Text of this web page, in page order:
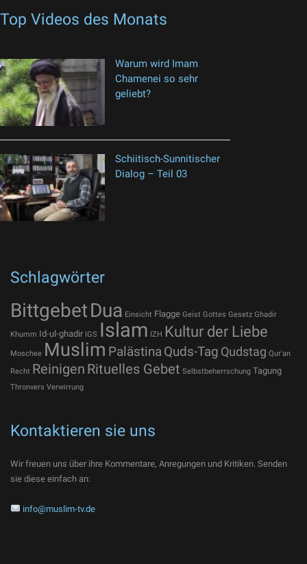
Top Videos des Monats
Warum wird Imam
Chamenei so sehr
geliebt?
Schiitisch-Sunnitischer
Dialog – Teil 03
Schlagwörter
BittgebetDua Einsicht Flagge Geist Gottes Gesetz Ghadir
Khumm Id-ul-ghadir IGS Islam IZH Kultur der Liebe
Moschee Muslim Palästina Quds-Tag Qudstag Qur'an
Recht Reinigen Rituelles Gebet Selbstbeherrschung Tagung
Thronvers Verwirrung
Kontaktieren sie uns
Wir freuen uns über ihre Kommentare, Anregungen und Kritiken. Senden
sie diese einfach an:
info@muslim-tv.de